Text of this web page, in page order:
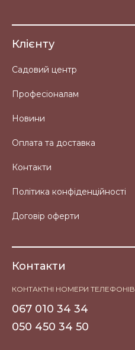
Клієнту
Садовий центр
Професіоналам
Новини
Оплата та доставка
Контакти
Політика конфіденційності
Договір оферти
Контакти
КОНТАКТНІ НОМЕРИ ТЕЛЕФОНІВ
067 010 34 34
050 450 34 50